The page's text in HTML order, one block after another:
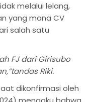
melalui lelang,
yang mana CV
salah satu
FJ dari Girisubo
Riki.
dikonfirmasi oleh